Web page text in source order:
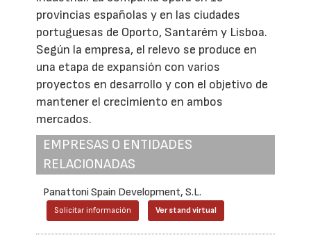
provincias españolas y en las ciudades
portuguesas de Oporto, Santarém y Lisboa.
Según la empresa, el relevo se produce en
una etapa de expansión con varios
proyectos en desarrollo y con el objetivo de
mantener el crecimiento en ambos
mercados.
EMPRESAS O ENTIDADES
RELACIONADAS
Panattoni Spain Development, S.L.
Solicitar información Ver stand virtual